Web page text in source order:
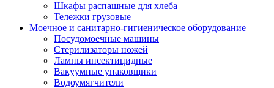
Шкафы распашные для хлеба
Тележки грузовые
Моечное и санитарно-гигиеническое оборудование
Посудомоечные машины
Стерилизаторы ножей
Лампы инсектицидные
Вакуумные упаковщики
Водоумягчители